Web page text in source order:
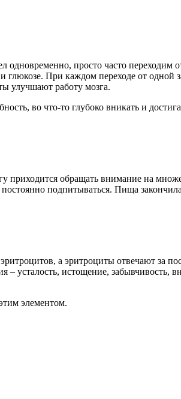
одновременно, просто часто переходим
При каждом переходе от одной
улучшают работу мозга.
во что-то глубоко вникать и
приходится обращать внимание на
подпитываться. Пища
а эритроциты отвечают за
– усталость, истощение, забывчивость,
элементом.